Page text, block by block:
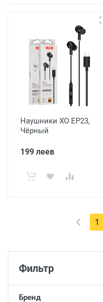
Фильтр
Бренд
Наушники XO EP23,
Чёрный
199 леев
1